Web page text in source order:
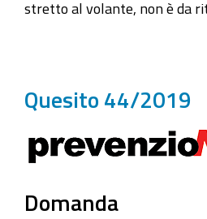
stretto al volante, non è da
Quesito 44/2019
Domanda